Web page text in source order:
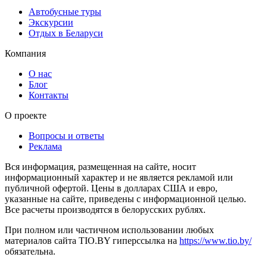
Автобусные туры
Экскурсии
Отдых в Беларуси
Компания
О нас
Блог
Контакты
О проекте
Вопросы и ответы
Реклама
Вся информация, размещенная на сайте, носит
информационный характер и не является рекламой или
публичной офертой. Цены в долларах США и евро,
указанные на сайте, приведены с информационной целью.
Все расчеты производятся в белорусских рублях.
При полном или частичном использовании любых
материалов сайта TIO.BY гиперссылка на https://www.tio.by/
обязательна.